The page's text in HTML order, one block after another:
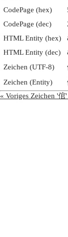
CodePage (hex)
CodePage (dec)
HTML Entity (hex)
HTML Entity (dec)
Zeichen (UTF-8)
Zeichen (Entity)
« Voriges Zeichen '